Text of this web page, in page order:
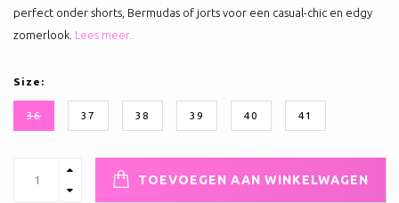
perfect onder shorts, Bermudas of jorts voor een casual-chic en edgy
zomerlook. Lees meer..
Size:
36 37 38 39 40 41
TOEVOEGEN AAN WINKELWAGEN